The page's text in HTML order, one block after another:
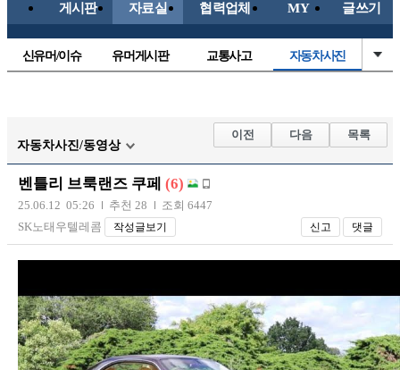
게시판 자료실 협력업체 MY 글쓰기
신유머/이슈 유머게시판 교통사고 자동차사진
자유사진 군사/무기
트럭/버스 항공/해운/철도
장착시공사진
자동차사진/동영상
이전 다음 목록
벤틀리 브룩랜즈 쿠페 (6)
25.06.12 05:26 추천 28
조회 6447
SK노태우텔레콤
작성글보기 신고 댓글